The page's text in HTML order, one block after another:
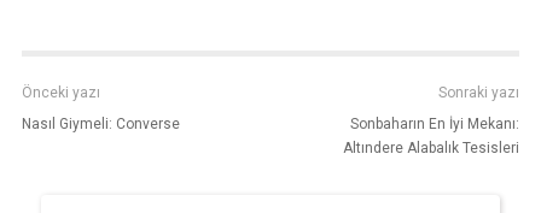
Önceki yazı
Nasıl Giymeli: Converse
Sonraki yazı
Sonbaharın En İyi Mekanı:
Altındere Alabalık Tesisleri